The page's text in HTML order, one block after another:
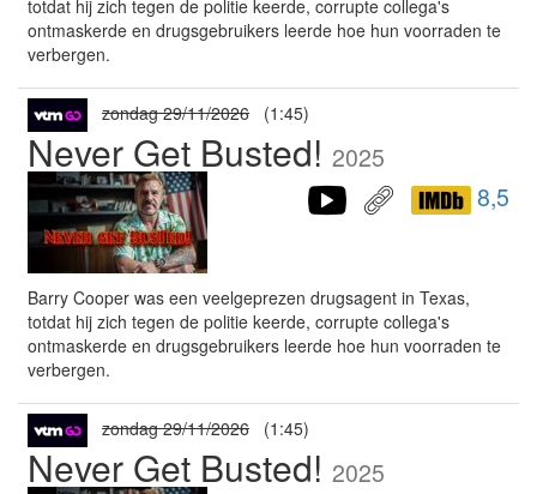
totdat hij zich tegen de politie keerde, corrupte collega's
ontmaskerde en drugsgebruikers leerde hoe hun voorraden te
verbergen.
zondag 29/11/2026 (1:45)
Never Get Busted! 2025
8,5
Barry Cooper was een veelgeprezen drugsagent in Texas,
totdat hij zich tegen de politie keerde, corrupte collega's
ontmaskerde en drugsgebruikers leerde hoe hun voorraden te
verbergen.
zondag 29/11/2026 (1:45)
Never Get Busted! 2025